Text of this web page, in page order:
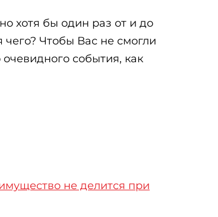
хотя бы один раз от и до
чего? Чтобы Вас не смогли
события, как
не делится при